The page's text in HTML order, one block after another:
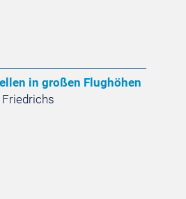
in großen Flughöhen
Friedrichs